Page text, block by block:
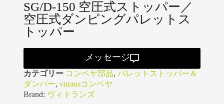
SG/D-150 空圧式ストッパー／
空圧式ダンピングパレットス
トッパー
メッセージ
カテゴリー コンベヤ部品, パレットストッパー＆
ダンパー, vitransコンベヤ
Brand: ヴィトランズ